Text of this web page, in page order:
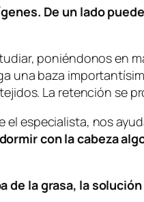
De un lado
poniéndonos en
una baza
La retención se
especialista, nos
con la cabeza
de la grasa, la